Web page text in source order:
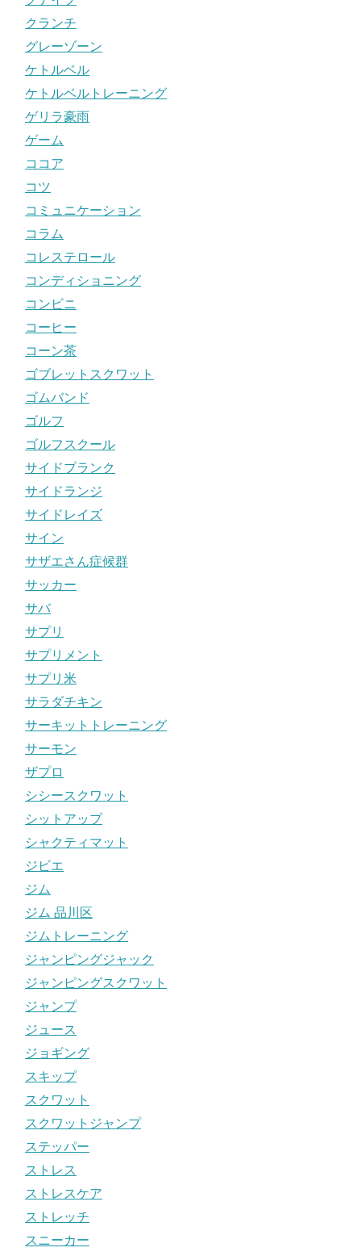
クランチ
グレーゾーン
ケトルベル
ケトルベルトレーニング
ゲリラ豪雨
ゲーム
ココア
コツ
コミュニケーション
コラム
コレステロール
コンディショニング
コンビニ
コーヒー
コーン茶
ゴブレットスクワット
ゴムバンド
ゴルフ
ゴルフスクール
サイドプランク
サイドランジ
サイドレイズ
サイン
サザエさん症候群
サッカー
サバ
サプリ
サプリメント
サプリ米
サラダチキン
サーキットトレーニング
サーモン
ザプロ
シシースクワット
シットアップ
シャクティマット
ジビエ
ジム
ジム 品川区
ジムトレーニング
ジャンピングジャック
ジャンピングスクワット
ジャンプ
ジュース
ジョギング
スキップ
スクワット
スクワットジャンプ
ステッパー
ストレス
ストレスケア
ストレッチ
スニーカー